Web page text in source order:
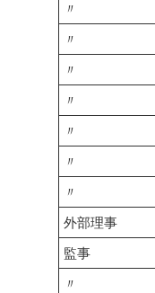
〃
〃
〃
〃
〃
〃
〃
外部理事
監事
〃